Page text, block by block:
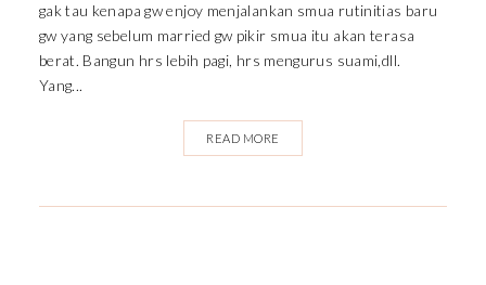
gak tau kenapa gw enjoy menjalankan smua rutinitias baru
gw yang sebelum married gw pikir smua itu akan terasa
berat. Bangun hrs lebih pagi, hrs mengurus suami,dll.
Yang...
READ MORE